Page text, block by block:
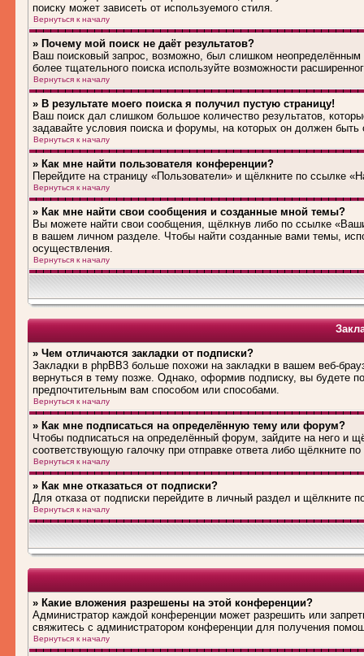
поиску может зависеть от используемого стиля.
Вернуться к началу
» Почему мой поиск не даёт результатов?
Ваш поисковый запрос, возможно, был слишком
более тщательного поиска используйте возможности
Вернуться к началу
» В результате моего поиска я получил пустую страницу!
Ваш поиск дал слишком большое количество результатов,
задавайте условия поиска и форумы, на которых он должен быть
Вернуться к началу
» Как мне найти пользователя конференции?
Перейдите на страницу «Пользователи» и щёлкните по ссылке
Вернуться к началу
» Как мне найти свои сообщения и созданные мной темы?
Вы можете найти свои сообщения, щёлкнув либо по ссылке
в вашем личном разделе. Чтобы найти созданные вами темы,
осуществления.
Вернуться к началу
» Чем отличаются закладки от подписки?
Закладки в phpBB3 больше похожи на закладки в вашем веб-
вернуться в тему позже. Однако, оформив подписку, вы будете
предпочтительным вам способом или способами.
Вернуться к началу
» Как мне подписаться на определённую тему или форум?
Чтобы подписаться на определённый форум, зайдите на него и
соответствующую галочку при отправке ответа либо щёлкните
Вернуться к началу
» Как мне отказаться от подписки?
Для отказа от подписки перейдите в личный раздел и щёлкните
Вернуться к началу
» Какие вложения разрешены на этой конференции?
Администратор каждой конференции может разрешить или
свяжитесь с администратором конференции для получения
Вернуться к началу